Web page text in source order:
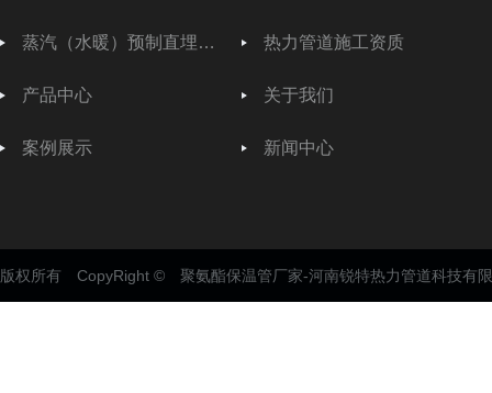
蒸汽（水暖）预制直埋保温管 热力管道施工资质
产品中心 关于我们
案例展示 新闻中心
版权所有 CopyRight © 聚氨酯保温管厂家-河南锐特热力管道科技有